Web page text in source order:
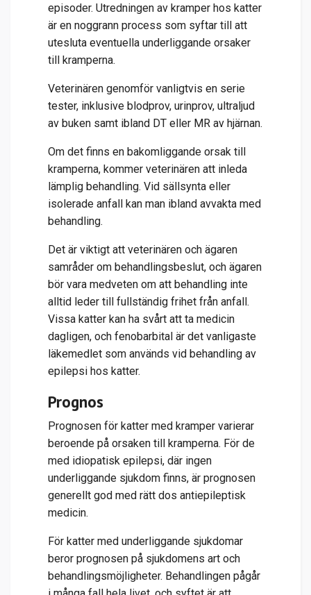
episoder. Utredningen av kramper hos katter
är en noggrann process som syftar till att
utesluta eventuella underliggande orsaker
till kramperna.
Veterinären genomför vanligtvis en serie
tester, inklusive blodprov, urinprov, ultraljud
av buken samt ibland DT eller MR av hjärnan.
Om det finns en bakomliggande orsak till
kramperna, kommer veterinären att inleda
lämplig behandling. Vid sällsynta eller
isolerade anfall kan man ibland avvakta med
behandling.
Det är viktigt att veterinären och ägaren
samråder om behandlingsbeslut, och ägaren
bör vara medveten om att behandling inte
alltid leder till fullständig frihet från anfall.
Vissa katter kan ha svårt att ta medicin
dagligen, och fenobarbital är det vanligaste
läkemedlet som används vid behandling av
epilepsi hos katter.
Prognos
Prognosen för katter med kramper varierar
beroende på orsaken till kramperna. För de
med idiopatisk epilepsi, där ingen
underliggande sjukdom finns, är prognosen
generellt god med rätt dos antiepileptisk
medicin.
För katter med underliggande sjukdomar
beror prognosen på sjukdomens art och
behandlingsmöjligheter. Behandlingen pågår